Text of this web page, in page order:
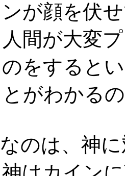
が顔を伏
間が大変
をすると
がわかる
のは、神